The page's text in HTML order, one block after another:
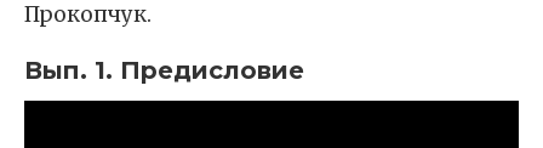
Прокопчук.
Вып. 1. Предисловие